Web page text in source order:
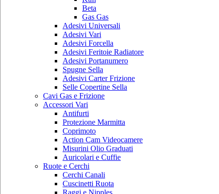
Beta
Gas Gas
Adesivi Universali
Adesivi Vari
Adesivi Forcella
Adesivi Feritoie Radiatore
Adesivi Portanumero
Spugne Sella
Adesivi Carter Frizione
Selle Copertine Sella
Cavi Gas e Frizione
Accessori Vari
Antifurti
Protezione Marmitta
Coprimoto
Action Cam Videocamere
Misurini Olio Graduati
Auricolari e Cuffie
Ruote e Cerchi
Cerchi Canali
Cuscinetti Ruota
Raggi e Nipples